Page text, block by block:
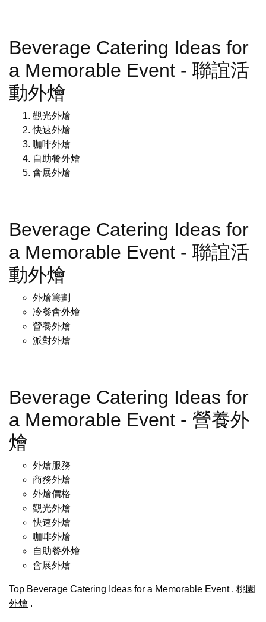
Beverage Catering Ideas for
a Memorable Event - 聯誼活
動外燴
觀光外燴
快速外燴
咖啡外燴
自助餐外燴
會展外燴
Beverage Catering Ideas for
a Memorable Event - 聯誼活
動外燴
外燴籌劃
冷餐會外燴
營養外燴
派對外燴
Beverage Catering Ideas for
a Memorable Event - 營養外
燴
外燴服務
商務外燴
外燴價格
觀光外燴
快速外燴
咖啡外燴
自助餐外燴
會展外燴
Top Beverage Catering Ideas for a Memorable Event. 桃園
外燴 .